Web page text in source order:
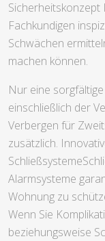
Sicherheitskonzept
Fachkundigen
Schwächen
machen können.
Nur eine
einschließlich der
Verbergen für
zusätzlich.
Alarmsysteme
Wohnung zu
Wenn Sie
beziehungsweise